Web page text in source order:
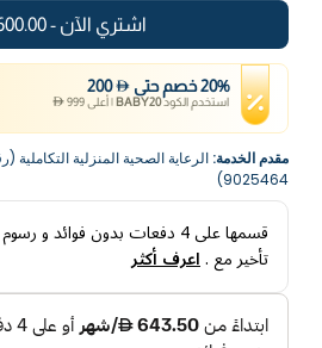
اشتري الآن -
20% خصم حتى 200
استخدم الكودBABY20
|أعلى 999
مقدم الخدمة: الرعاية الصحية المنزلية
9025464)
قسمها على4 دفعات بدون فوائد و رسوم
تأخير مع.اعرف أكثر